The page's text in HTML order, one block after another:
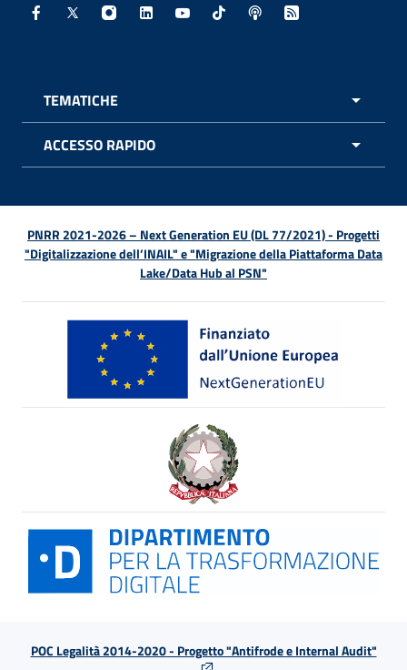
Facebook - Sito esterno - Apertura in nuova finestra
X - Sito esterno - Apertura in nuova finestra
Instagram - Sito esterno - Apertura in
Linkedin - Sito esterno - Apertura in
Youtube - Sito esterno -
TikTok - Sito esterno -
Spreaker - Sito
Feed RSS -
TEMATICHE
ACCESSO RAPIDO
PNRR 2021-2026 – Next Generation EU (DL 77/2021) - Progetti
"Digitalizzazione dell’INAIL" e "Migrazione della Piattaforma Data
Lake/Data Hub al PSN"
POC Legalità 2014-2020 - Progetto "Antifrode e Internal Audit"